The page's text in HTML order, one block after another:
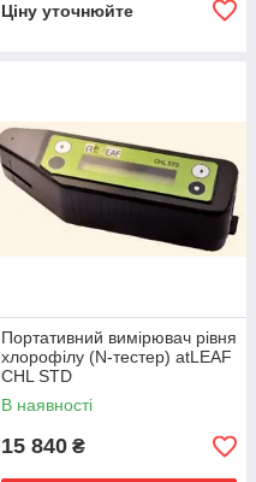
Ціну уточнюйте
Портативний вимірювач рівня
хлорофілу (N-тестер) atLEAF
CHL STD
В наявності
15 840 ₴